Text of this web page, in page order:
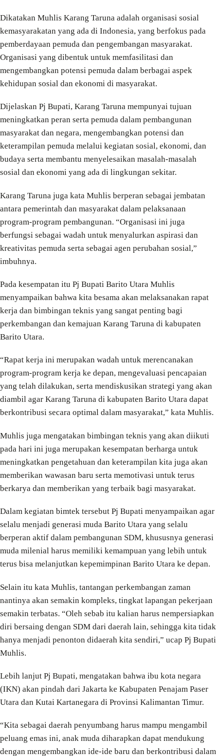
Dikatakan Muhlis Karang Taruna adalah organisasi sosial
kemasyarakatan yang ada di Indonesia, yang berfokus pada
pemberdayaan pemuda dan pengembangan masyarakat.
Organisasi yang dibentuk untuk memfasilitasi dan
mengembangkan potensi pemuda dalam berbagai aspek
kehidupan sosial dan ekonomi di masyarakat.
Dijelaskan Pj Bupati, Karang Taruna mempunyai tujuan
meningkatkan peran serta pemuda dalam pembangunan
masyarakat dan negara, mengembangkan potensi dan
keterampilan pemuda melalui kegiatan sosial, ekonomi, dan
budaya serta membantu menyelesaikan masalah-masalah
sosial dan ekonomi yang ada di lingkungan sekitar.
Karang Taruna juga kata Muhlis berperan sebagai jembatan
antara pemerintah dan masyarakat dalam pelaksanaan
program-program pembangunan. “Organisasi ini juga
berfungsi sebagai wadah untuk menyalurkan aspirasi dan
kreativitas pemuda serta sebagai agen perubahan sosial,”
imbuhnya.
Pada kesempatan itu Pj Bupati Barito Utara Muhlis
menyampaikan bahwa kita besama akan melaksanakan rapat
kerja dan bimbingan teknis yang sangat penting bagi
perkembangan dan kemajuan Karang Taruna di kabupaten
Barito Utara.
“Rapat kerja ini merupakan wadah untuk merencanakan
program-program kerja ke depan, mengevaluasi pencapaian
yang telah dilakukan, serta mendiskusikan strategi yang akan
diambil agar Karang Taruna di kabupaten Barito Utara dapat
berkontribusi secara optimal dalam masyarakat,” kata Muhlis.
Muhlis juga mengatakan bimbingan teknis yang akan diikuti
pada hari ini juga merupakan kesempatan berharga untuk
meningkatkan pengetahuan dan keterampilan kita juga akan
memberikan wawasan baru serta memotivasi untuk terus
berkarya dan memberikan yang terbaik bagi masyarakat.
Dalam kegiatan bimtek tersebut Pj Bupati menyampaikan agar
selalu menjadi generasi muda Barito Utara yang selalu
berperan aktif dalam pembangunan SDM, khususnya generasi
muda milenial harus memiliki kemampuan yang lebih untuk
terus bisa melanjutkan kepemimpinan Barito Utara ke depan.
Selain itu kata Muhlis, tantangan perkembangan zaman
nantinya akan semakin kompleks, tingkat lapangan pekerjaan
semakin terbatas. “Oleh sebab itu kalian harus nempersiapkan
diri bersaing dengan SDM dari daerah lain, sehingga kita tidak
hanya menjadi penonton didaerah kita sendiri,” ucap Pj Bupati
Muhlis.
Lebih lanjut Pj Bupati, mengatakan bahwa ibu kota negara
(IKN) akan pindah dari Jakarta ke Kabupaten Penajam Paser
Utara dan Kutai Kartanegara di Provinsi Kalimantan Timur.
“Kita sebagai daerah penyumbang harus mampu mengambil
peluang emas ini, anak muda diharapkan dapat mendukung
dengan mengembangkan ide-ide baru dan berkontribusi dalam